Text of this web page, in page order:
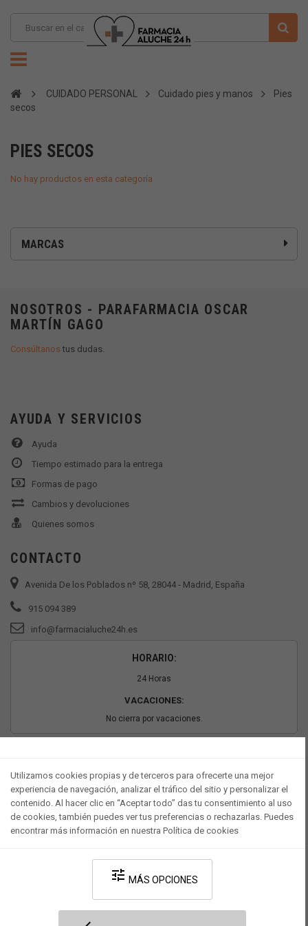
CUIDADO PERSONAL Cuidado pies y manos
Pies
secos
MARCAS
PIES SECOS
No hay productos en esta categoría
NOSOTROS - PARAFARMACIA OSCAR
MARTÍN GAGO
Consúltanostus dudas.
AYUDA Y SERVICIOS
Ayuda
Tiempo estimado para la entrega
Formas de pago
Cambios y devoluciones
Quienes somos
CONTACTO
Avenida De los Poblados nº 58, 28044 - Madrid, España
915 094 389
info@farmacialuche24h.es
HORARIO:
24 Horas
VACACIONES:
No cierra por vacaciones.
Desarrollado por V·Farma-Política de privacidad-Política de cookies
Utilizamos cookies propias y de terceros para ofrecerte una mejor
experiencia de navegación, analizar el tráfico del sitio y personalizar el
contenido. Al hacer clic en “Aceptar todo” das tu consentimiento al uso
de cookies, también puedes ver tus preferencias o rechazarlas. Puedes
encontrar más información en nuestra Política de cookies
tune MÁS OPCIONES